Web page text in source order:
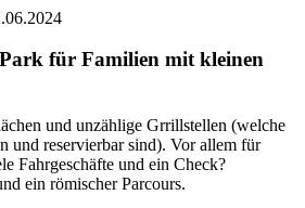
für Familien mit kleinen
und unzählige Grrillstellen (welche
und reservierbar sind). Vor allem für
Fahrgeschäfte und ein Check?
ein römischer Parcours.